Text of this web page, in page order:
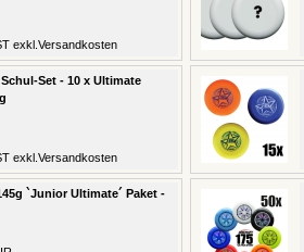
exkl. Versandkosten
Set - 10 x Ultimate
exkl. Versandkosten
`Junior Ultimate´ Paket -